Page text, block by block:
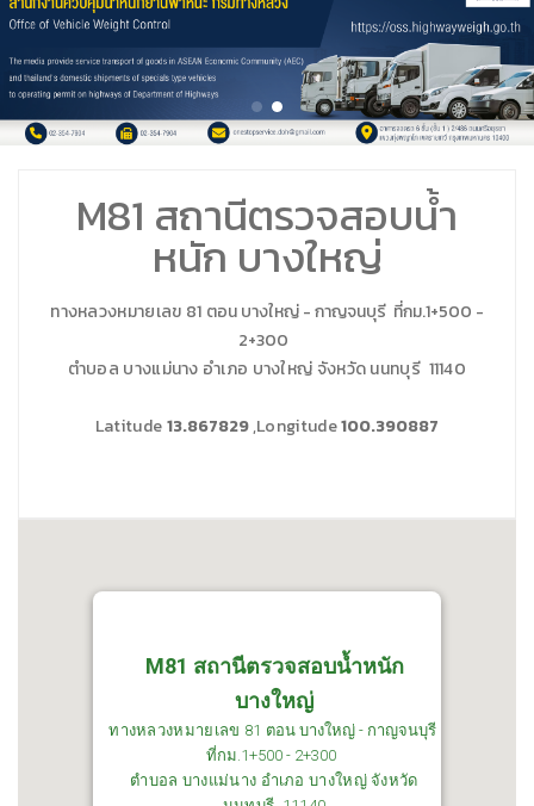
M81 สถานีตรวจสอบน้ำ
หนัก บางใหญ่
ทางหลวงหมายเลข 81 ตอน บางใหญ่ - กาญจนบุรี ที่กม.1+500 -
2+300
ตำบอล บางแม่นาง อำเภอ บางใหญ่ จังหวัด นนทบุรี 11140
Latitude13.867829,Longitude100.390887
M81 สถานีตรวจสอบน้ำหนัก
บางใหญ่
ทางหลวงหมายเลข 81 ตอน บางใหญ่ - กาญจนบุรี
ที่กม.1+500 - 2+300
ตำบอล บางแม่นาง อำเภอ บางใหญ่ จังหวัด